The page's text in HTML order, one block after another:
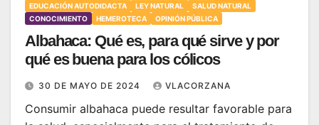
EDUCACIÓN AUTODIDACTA
LEY NATURAL
SALUD NATURAL
CONOCIMIENTO
HEMEROTECA OPINIÓN PÚBLICA
Albahaca: Qué es, para qué sirve y por
qué es buena para los cólicos
30 DE MAYO DE 2024 VLACORZANA
Consumir albahaca puede resultar favorable para